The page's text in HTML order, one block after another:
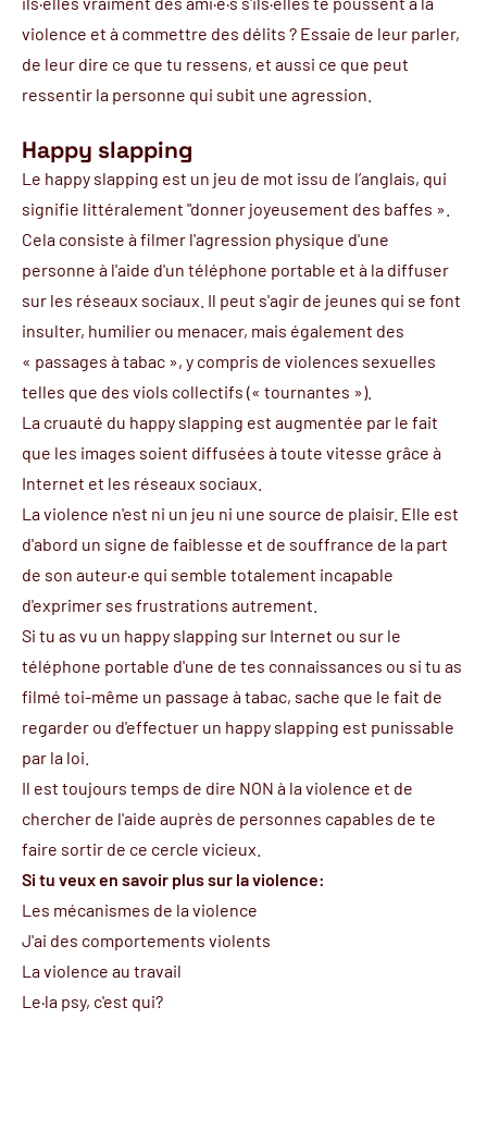
violence et à commettre des délits ? Essaie de leur parler,
de leur dire ce que tu ressens, et aussi ce que peut
ressentir la personne qui subit une agression.
Happy slapping
Le happy slapping est un jeu de mot issu de l’anglais, qui
signifie littéralement "donner joyeusement des baffes ».
Cela consiste à filmer l'agression physique d'une
personne à l'aide d'un téléphone portable et à la diffuser
sur les réseaux sociaux. Il peut s'agir de jeunes qui se font
insulter, humilier ou menacer, mais également des
« passages à tabac », y compris de violences sexuelles
telles que des viols collectifs (« tournantes »).
La cruauté du happy slapping est augmentée par le fait
que les images soient diffusées à toute vitesse grâce à
Internet et les réseaux sociaux.
La violence n'est ni un jeu ni une source de plaisir. Elle est
d'abord un signe de faiblesse et de souffrance de la part
de son auteur·e qui semble totalement incapable
d'exprimer ses frustrations autrement.
Si tu as vu un happy slapping sur Internet ou sur le
téléphone portable d'une de tes connaissances ou si tu as
filmé toi-même un passage à tabac, sache que le fait de
regarder ou d'effectuer un happy slapping est punissable
par la loi.
Il est toujours temps de dire NON à la violence et de
chercher de l'aide auprès de personnes capables de te
faire sortir de ce cercle vicieux.
Si tu veux en savoir plus sur la violence:
Les mécanismes de la violence
J'ai des comportements violents
La violence au travail
Le·la psy, c'est qui?